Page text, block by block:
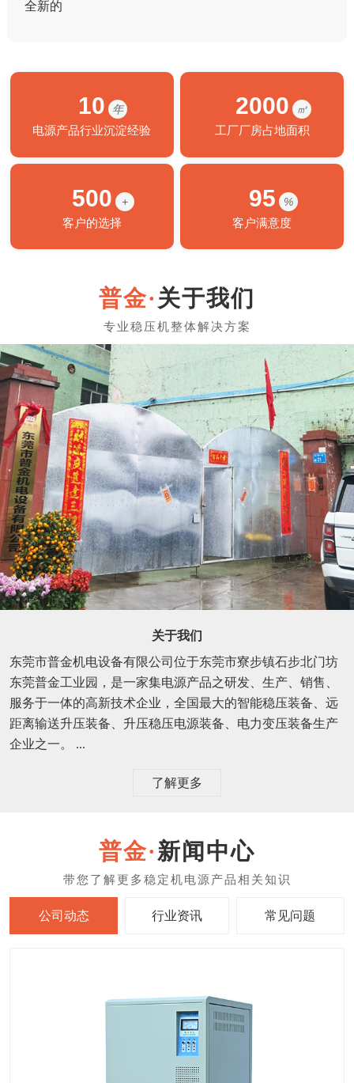
全新的
10
年
电源产品行业沉淀经验
2000
㎡
工厂厂房占地面积
500
+
客户的选择
95
%
客户满意度
关于我们
关于我们
东莞市普金机电设备有限公司位于东莞市寮步镇石步北门坊
东莞普金工业园，是一家集电源产品之研发、生产、销售、
服务于一体的高新技术企业，全国最大的智能稳压装备、远
距离输送升压装备、升压稳压电源装备、电力变压装备生产
企业之一。 ...
了解更多
新闻中心
公司动态 行业资讯 常见问题